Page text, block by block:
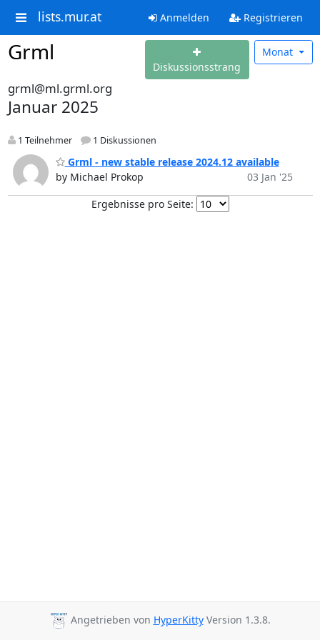
lists.mur.at Anmelden Registrieren
Grml
Diskussionsstrang
Monat
grml@ml.grml.org
Januar 2025
1 Teilnehmer 1 Diskussionen
Grml - new stable release 2024.12 available
by Michael Prokop
03 Jan '25
Ergebnisse pro Seite:
Angetrieben von HyperKittyVersion 1.3.8.